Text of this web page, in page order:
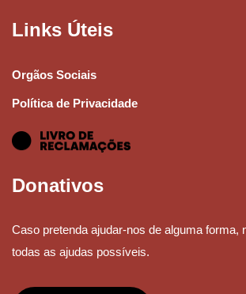
Links Úteis
Orgãos Sociais
Política de Privacidade
Donativos
Caso pretenda ajudar-nos de alguma forma,
todas as ajudas possíveis.